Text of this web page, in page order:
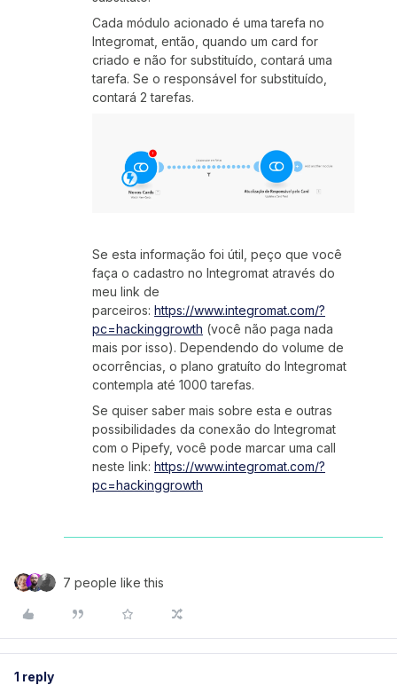
Cada módulo acionado é uma tarefa no
Integromat, então, quando um card for
criado e não for substituído, contará uma
tarefa. Se o responsável for substituído,
contará 2 tarefas.
Se esta informação foi útil, peço que você
faça o cadastro no Integromat através do
meu link de
parceiros: https://www.integromat.com/?
pc=hackinggrowth (você não paga nada
mais por isso). Dependendo do volume de
ocorrências, o plano gratuíto do Integromat
contempla até 1000 tarefas.
Se quiser saber mais sobre esta e outras
possibilidades da conexão do Integromat
com o Pipefy, você pode marcar uma call
neste link: https://www.integromat.com/?
pc=hackinggrowth
7 people like this
1 reply